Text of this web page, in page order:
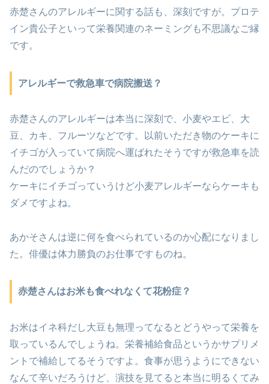
赤楚さんのアレルギーに関する話も、深刻ですが。プロテ
イン貴公子といって栄養関連のネーミングも不思議なご縁
です。
アレルギーで救急車で病院搬送？
赤楚さんのアレルギーは本当に深刻で、小麦やエビ、大
豆、カキ、フルーツなどです。以前いただき物のケーキに
イチゴが入っていて病院へ運ばれたそうですが救急車を読
んだのでしょうか？
ケーキにイチゴっていうけど小麦アレルギーならケーキも
ダメですよね。
あかそさんは逆に何を食べられているのか心配になりまし
た。俳優は体力勝負のお仕事ですものね。
赤楚さんはお米も食べれなくて花粉症？
お米はイネ科だし大豆も無理ってなるとどうやって栄養を
取っているんでしょうね。栄養補給食品というかサプリメ
ントで補給してるそうですよ。食事が思うようにできない
なんて辛いだろうけど、演技を見てると本当に明るくてみ